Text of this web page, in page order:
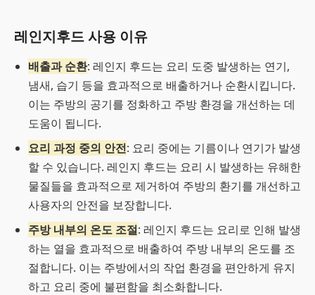
레인지후드 사용 이유
배출과 순환: 레인지 후드는 요리 도중 발생하는 연기,
냄새, 습기 등을 효과적으로 배출하거나 순환시킵니다.
이는 주방의 공기를 정화하고 주방 환경을 개선하는 데
도움이 됩니다.
요리 과정 중의 안전: 요리 중에는 기름이나 연기가 발생
할 수 있습니다. 레인지 후드는 요리 시 발생하는 유해한
물질들을 효과적으로 제거하여 주방의 환기를 개선하고
사용자의 안전을 보장합니다.
주방 내부의 온도 조절: 레인지 후드는 요리로 인해 발생
하는 열을 효과적으로 배출하여 주방 내부의 온도를 조
절합니다. 이는 주방에서의 작업 환경을 편안하게 유지
하고 요리 중에 불편함을 최소화합니다.